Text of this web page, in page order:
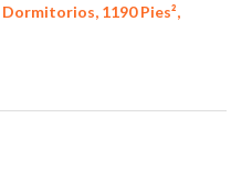
1190 Pies²,